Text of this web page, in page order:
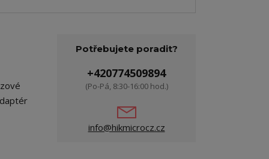
Potřebujete poradit?
+420774509894
(Po-Pá, 8:30-16:00 hod.)
info@hikmicrocz.cz